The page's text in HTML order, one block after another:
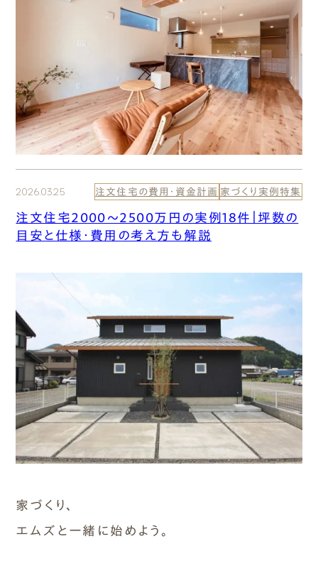
2026.03.25 注文住宅の費用・資金計画 家づくり実例特集
注文住宅2000〜2500万円の実例18件｜坪数の
目安と仕様・費用の考え方も解説
家づくり、
エムズと一緒に始めよう。